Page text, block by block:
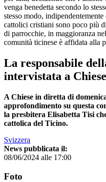
venga benedetta secondo lo
stesso modo,
cattolici cristiani sono poco più
di parrocchie, in maggioranza
comunità ticinese è affidata alla
La responsabile
intervistata a
A Chiese in diretta di
approfondimento su questa
la presbitera Elisabetta Tisi
cattolica del Ticino.
Svizzera
News pubblicata il:
08/06/2024 alle 17:00
Foto